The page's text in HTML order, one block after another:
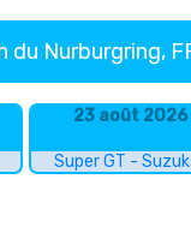
du Nurburgring,
23 août 2026
Super GT -